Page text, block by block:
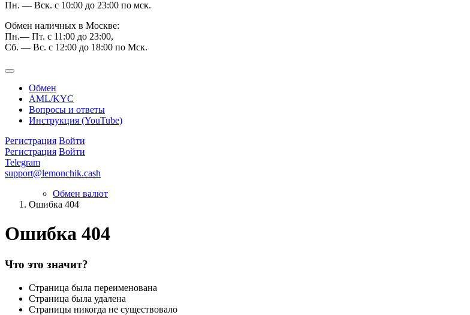
Пн. — Вск. с 10:00 до 23:00 по мск.
Обмен наличных в Москве:
Пн.— Пт. с 11:00 до 23:00,
Сб. — Вс. с 12:00 до 18:00 по Мск.
Обмен
AML/KYC
Вопросы и ответы
Инструкция (YouTube)
Регистрация Войти
Регистрация Войти
Telegram
support@lemonchik.cash
Обмен валют
Ошибка 404
Ошибка 404
Что это значит?
Страница была переименована
Страница была удалена
Страницы никогда не существовало